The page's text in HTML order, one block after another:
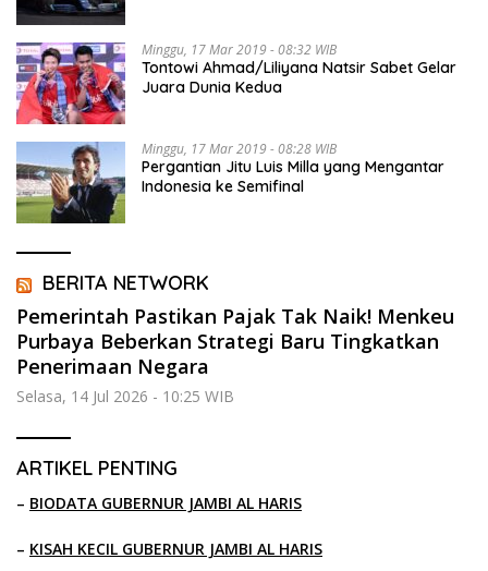
Minggu, 17 Mar 2019 - 08:32 WIB
Tontowi Ahmad/Liliyana Natsir Sabet Gelar
Juara Dunia Kedua
Minggu, 17 Mar 2019 - 08:28 WIB
Pergantian Jitu Luis Milla yang Mengantar
Indonesia ke Semifinal
BERITA NETWORK
Pemerintah Pastikan Pajak Tak Naik! Menkeu
Purbaya Beberkan Strategi Baru Tingkatkan
Penerimaan Negara
Selasa, 14 Jul 2026 - 10:25 WIB
ARTIKEL PENTING
– BIODATA GUBERNUR JAMBI AL HARIS
– KISAH KECIL GUBERNUR JAMBI AL HARIS